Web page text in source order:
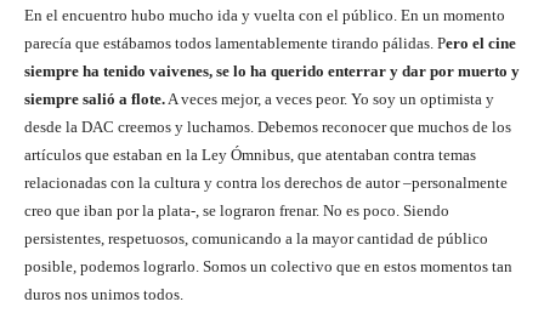
En el encuentro hubo mucho ida y vuelta con el público. En un momento
parecía que estábamos todos lamentablemente tirando pálidas. Pero el cine
siempre ha tenido vaivenes, se lo ha querido enterrar y dar por muerto y
siempre salió a flote. A veces mejor, a veces peor. Yo soy un optimista y
desde la DAC creemos y luchamos. Debemos reconocer que muchos de los
artículos que estaban en la Ley Ómnibus, que atentaban contra temas
relacionadas con la cultura y contra los derechos de autor –personalmente
creo que iban por la plata-, se lograron frenar. No es poco. Siendo
persistentes, respetuosos, comunicando a la mayor cantidad de público
posible, podemos lograrlo. Somos un colectivo que en estos momentos tan
duros nos unimos todos.